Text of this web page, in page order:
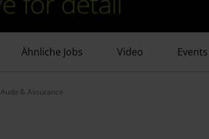
Ähnliche Jobs Video Events
Audit & Assurance